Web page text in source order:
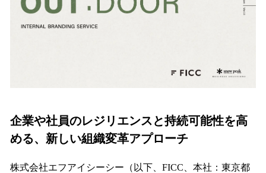
み
み
企業や社員のレジリエンスと持続可能性を高
める、新しい組織変革アプローチ
株式会社エフアイシーシー（以下、FICC、本社：東京都